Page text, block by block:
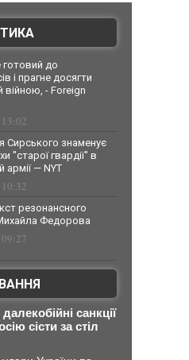
до
і прагне досягти
війною, - Foreign
Сирського знаменує
"старої гвардії" в
армії — NYT
резонансного
Федорова
санкції
сісти за стіл